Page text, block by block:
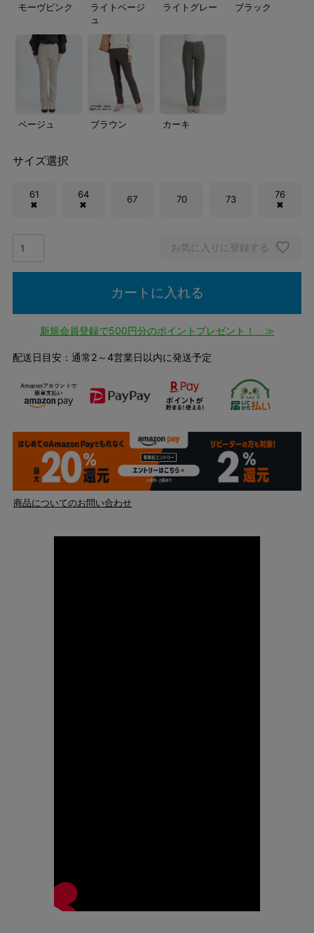
モーヴピンク
ライトベージ
ュ
ライトグレー ブラック
ベージュ ブラウン カーキ
サイズ選択
61
✖
64
✖
67 70 73
76
✖
お気に入りに登録する
カートに入れる
新規会員登録で500円分のポイントプレゼント！ ≫
配送日目安：通常2～4営業日以内に発送予定
商品についてのお問い合わせ